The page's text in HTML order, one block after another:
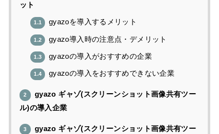
ット
1.1 gyazoを導入するメリット
1.2 gyazo導入時の注意点・デメリット
1.3 gyazoの導入がおすすめの企業
1.4 gyazoの導入をおすすめできない企業
2
gyazo ギャゾ(スクリーンショット画像共有ツー
ル)の導入企業
3
gyazo ギャゾ(スクリーンショット画像共有ツー